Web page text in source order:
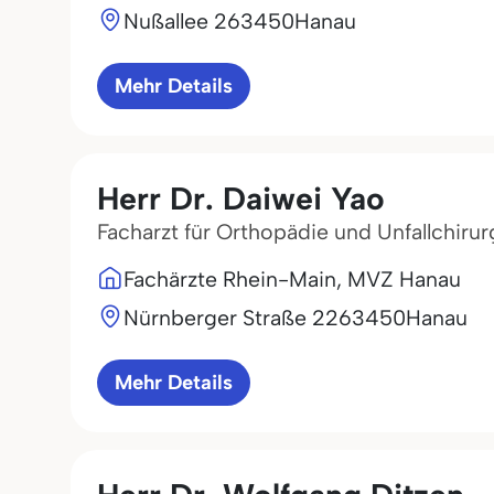
Nußallee 263450Hanau
Mehr Details
Herr Dr. Daiwei Yao
Facharzt für Orthopädie und
Fachärzte Rhein-Main, MVZ Hanau
Nürnberger Straße 2263450Hanau
Mehr Details